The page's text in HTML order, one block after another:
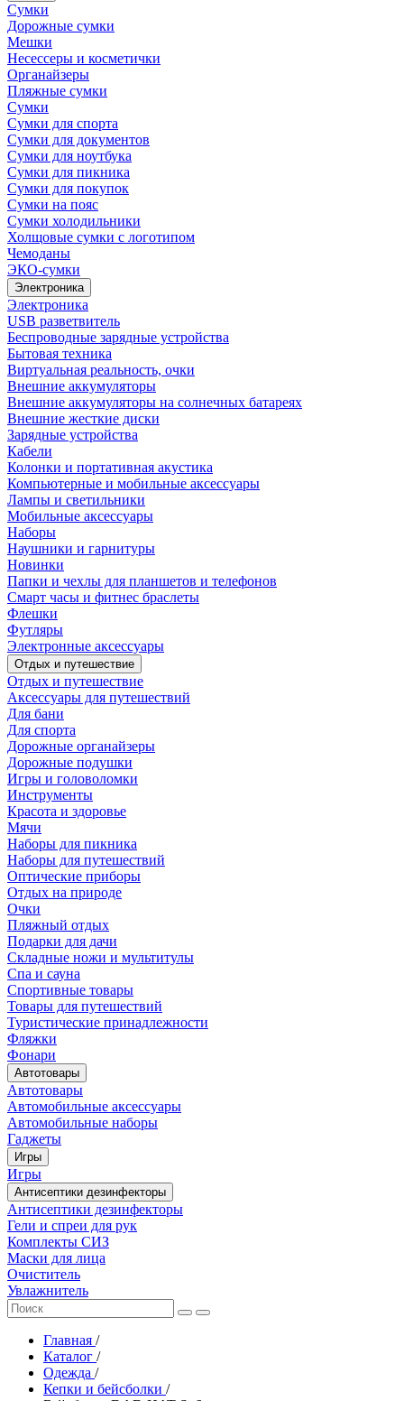
Сумки
Дорожные сумки
Мешки
Несессеры и косметички
Органайзеры
Пляжные сумки
Сумки
Сумки для спорта
Сумки для документов
Сумки для ноутбука
Сумки для пикника
Сумки для покупок
Сумки на пояс
Сумки холодильники
Холщовые сумки с логотипом
Чемоданы
ЭКО-сумки
Электроника
Электроника
USB разветвитель
Беспроводные зарядные устройства
Бытовая техника
Виртуальная реальность, очки
Внешние аккумуляторы
Внешние аккумуляторы на солнечных батареях
Внешние жесткие диски
Зарядные устройства
Кабели
Колонки и портативная акустика
Компьютерные и мобильные аксессуары
Лампы и светильники
Мобильные аксессуары
Наборы
Наушники и гарнитуры
Новинки
Папки и чехлы для планшетов и телефонов
Смарт часы и фитнес браслеты
Флешки
Футляры
Электронные аксессуары
Отдых и путешествие
Отдых и путешествие
Аксессуары для путешествий
Для бани
Для спорта
Дорожные органайзеры
Дорожные подушки
Игры и головоломки
Инструменты
Красота и здоровье
Мячи
Наборы для пикника
Наборы для путешествий
Оптические приборы
Отдых на природе
Очки
Пляжный отдых
Подарки для дачи
Складные ножи и мультитулы
Спа и сауна
Спортивные товары
Товары для путешествий
Туристические принадлежности
Фляжки
Фонари
Автотовары
Автотовары
Автомобильные аксессуары
Автомобильные наборы
Гаджеты
Игры
Игры
Антисептики дезинфекторы
Антисептики дезинфекторы
Гели и спреи для рук
Комплекты СИЗ
Маски для лица
Очиститель
Увлажнитель
Главная /
Каталог /
Одежда /
Кепки и бейсболки /